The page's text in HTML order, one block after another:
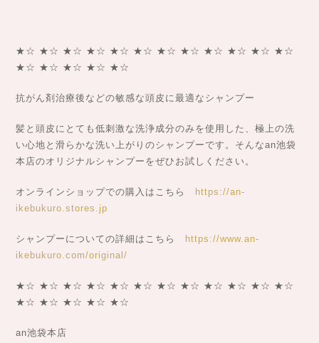
★☆ ★☆ ★☆ ★☆ ★☆ ★☆ ★☆ ★☆ ★☆ ★☆ ★☆ ★☆
★☆ ★☆ ★☆ ★☆ ★☆
抗がん剤治療後などの敏感な頭皮に最適なシャンプー
髪と頭皮にとても低刺激な洗浄成分のみを使用した、極上の洗
い心地と滑らかな洗い上がりのシャンプーです。そんなan池袋
本店のオリジナルシャンプーをぜひお試しください。
オンラインショップでの購入はこちら
https://an-
ikebukuro.stores.jp
シャンプーについての詳細はこちら
https://www.an-
ikebukuro.com/original/
★☆ ★☆ ★☆ ★☆ ★☆ ★☆ ★☆ ★☆ ★☆ ★☆ ★☆ ★☆
★☆ ★☆ ★☆ ★☆ ★☆
an池袋本店